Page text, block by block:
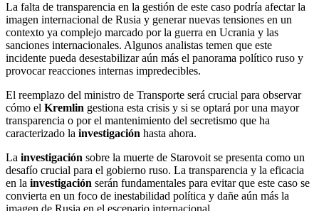
La falta de transparencia en la gestión de este caso podría afectar la
imagen internacional de Rusia y generar nuevas tensiones en un
contexto ya complejo marcado por la guerra en Ucrania y las
sanciones internacionales. Algunos analistas temen que este
incidente pueda desestabilizar aún más el panorama político ruso y
provocar reacciones internas impredecibles.
El reemplazo del ministro de Transporte será crucial para observar
cómo el Kremlin gestiona esta crisis y si se optará por una mayor
transparencia o por el mantenimiento del secretismo que ha
caracterizado la investigación hasta ahora.
La investigación sobre la muerte de Starovoit se presenta como un
desafío crucial para el gobierno ruso. La transparencia y la eficacia
en la investigación serán fundamentales para evitar que este caso se
convierta en un foco de inestabilidad política y dañe aún más la